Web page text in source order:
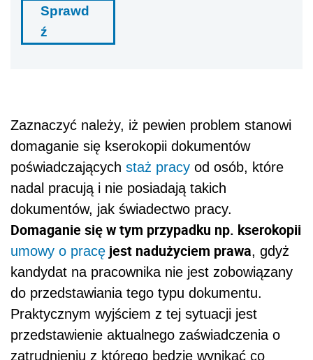
Sprawd
ź
Zaznaczyć należy, iż pewien problem stanowi
domaganie się kserokopii dokumentów
poświadczających staż pracy od osób, które
nadal pracują i nie posiadają takich
dokumentów, jak świadectwo pracy.
Domaganie się w tym przypadku np. kserokopii
umowy o pracę jest nadużyciem prawa, gdyż
kandydat na pracownika nie jest zobowiązany
do przedstawiania tego typu dokumentu.
Praktycznym wyjściem z tej sytuacji jest
przedstawienie aktualnego zaświadczenia o
zatrudnieniu z którego będzie wynikać co